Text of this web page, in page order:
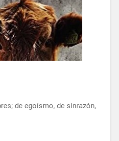
de egoísmo, de sinrazón,